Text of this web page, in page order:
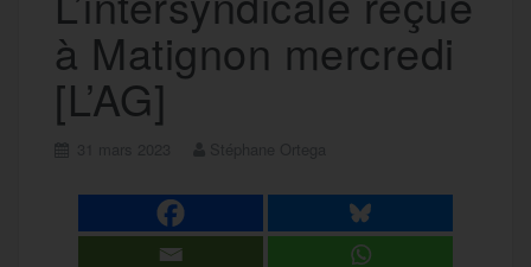
à Matignon mercredi
[L’AG]